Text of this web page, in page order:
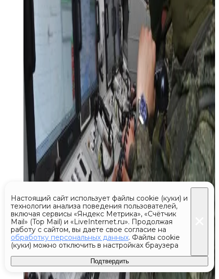
Настоящий сайт использует файлы cookie (куки) и
технологии анализа поведения пользователей,
включая сервисы «Яндекс Метрика», «Счётчик
Mail» (Top Mail) и «LiveInternet.ru». Продолжая
работу с сайтом, вы даете свое согласие на
обработку персональных данных. Файлы cookie
(куки) можно отключить в настройках браузера
Подтвердить